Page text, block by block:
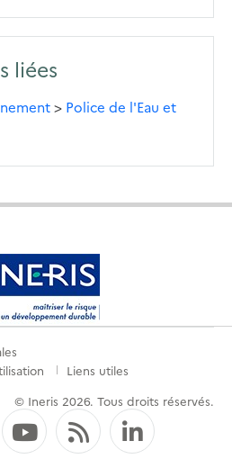
liées
> Police de l'Eau et
Liens utiles
© Ineris 2026. Tous droits réservés.
YouTube
Flux RSS